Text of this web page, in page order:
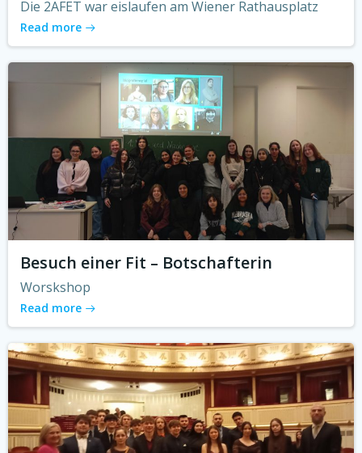
Die 2AFET war eislaufen am Wiener Rathausplatz
Read more
Besuch einer Fit – Botschafterin
Worskshop
Read more